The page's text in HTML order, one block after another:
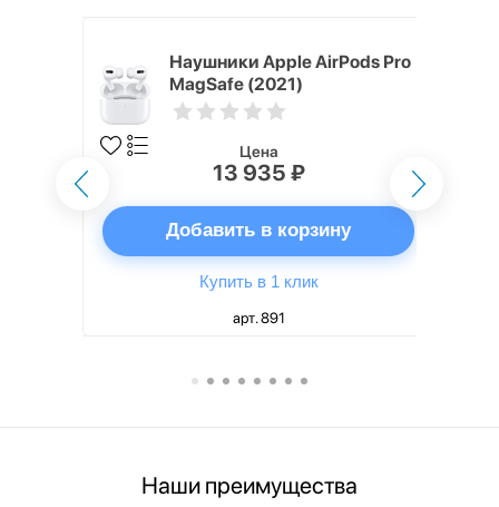
Наушники Apple AirPods Pro
MagSafe (2021)
Цена
13 935 ₽
Добавить в корзину
Купить в 1 клик
арт. 891
Наши преимущества